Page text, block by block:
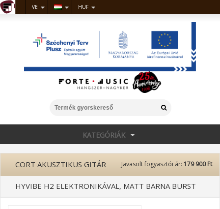
VE HUF
KATEGÓRIÁK
Javasolt fogyasztói ár: 179 900 Ft
CORT AKUSZTIKUS GITÁR
HYVIBE H2 ELEKTRONIKÁVAL, MATT BARNA BURST